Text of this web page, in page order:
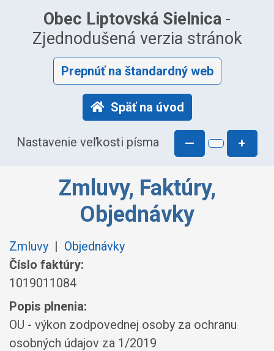
Obec Liptovská Sielnica -
Zjednodušená verzia stránok
Prepnúť na štandardný web
Späť na úvod
Nastavenie veľkosti písma — +
Zmluvy, Faktúry,
Objednávky
Zmluvy | Objednávky
Číslo faktúry:
1019011084
Popis plnenia:
OU - výkon zodpovednej osoby za ochranu
osobných údajov za 1/2019